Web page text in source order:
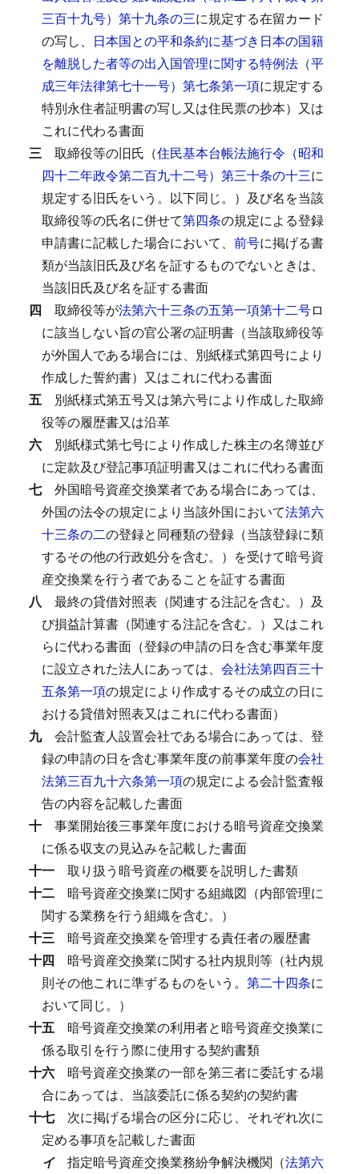
三百十九号）第十九条の三に規定する在留カード
の写し、 日本国との平和条約に基づき日本の国籍
を離脱した者等の出入国管理に関する特例法（平
成三年法律第七十一号）第七条第一項に規定する
特別永住者証明書の写し又は住民票の抄本）又は
これに代わる書面
三 取締役等の旧氏（住民基本台帳法施行令（昭和
四十二年政令第二百九十二号）第三十条の十三に
規定する旧氏をいう。以下同じ。）及び名を当該
取締役等の氏名に併せて第四条の規定による登録
申請書に記載した場合において、 前号に掲げる書
類が当該旧氏及び名を証するものでないときは、
当該旧氏及び名を証する書面
四 取締役等が法第六十三条の五第一項第十二号ロ
に該当しない旨の官公署の証明書（当該取締役等
が外国人である場合には、別紙様式第四号により
作成した誓約書）又はこれに代わる書面
五 別紙様式第五号又は第六号により作成した取締
役等の履歴書又は沿革
六 別紙様式第七号により作成した株主の名簿並び
に定款及び登記事項証明書又はこれに代わる書面
七 外国暗号資産交換業者である場合にあっては、
外国の法令の規定により当該外国において法第六
十三条の二の登録と同種類の登録（当該登録に類
するその他の行政処分を含む。）を受けて暗号資
産交換業を行う者であることを証する書面
八 最終の貸借対照表（関連する注記を含む。）及
び損益計算書（関連する注記を含む。）又はこれ
らに代わる書面（登録の申請の日を含む事業年度
に設立された法人にあっては、 会社法第四百三十
五条第一項の規定により作成するその成立の日に
おける貸借対照表又はこれに代わる書面）
九 会計監査人設置会社である場合にあっては、登
録の申請の日を含む事業年度の前事業年度の会社
法第三百九十六条第一項の規定による会計監査報
告の内容を記載した書面
十 事業開始後三事業年度における暗号資産交換業
に係る収支の見込みを記載した書面
十一 取り扱う暗号資産の概要を説明した書類
十二 暗号資産交換業に関する組織図（内部管理に
関する業務を行う組織を含む。）
十三 暗号資産交換業を管理する責任者の履歴書
十四 暗号資産交換業に関する社内規則等（社内規
則その他これに準ずるものをいう。 第二十四条に
おいて同じ。）
十五 暗号資産交換業の利用者と暗号資産交換業に
係る取引を行う際に使用する契約書類
十六 暗号資産交換業の一部を第三者に委託する場
合にあっては、当該委託に係る契約の契約書
十七 次に掲げる場合の区分に応じ、それぞれ次に
定める事項を記載した書面
イ 指定暗号資産交換業務紛争解決機関（法第六